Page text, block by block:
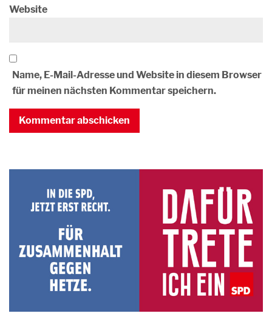
Website
Name, E-Mail-Adresse und Website in diesem Browser
für meinen nächsten Kommentar speichern.